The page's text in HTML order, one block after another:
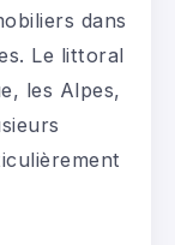
dans
Le littoral
les Alpes,